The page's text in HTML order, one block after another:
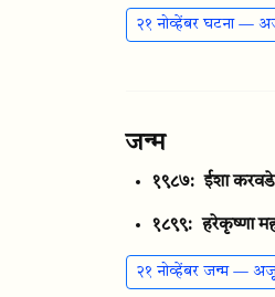
२१ नोव्हेंबर घटना —
जन्म
१९८७: ईशा करवडे
१८९९: हरेकृष्णा
२१ नोव्हेंबर जन्म —